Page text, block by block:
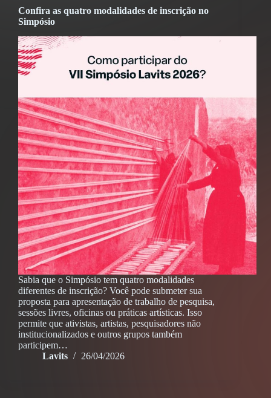
Confira as quatro modalidades de inscrição no
Simpósio
Sabia que o Simpósio tem quatro modalidades
diferentes de inscrição? Você pode submeter sua
proposta para apresentação de trabalho de pesquisa,
sessões livres, oficinas ou práticas artísticas. Isso
permite que ativistas, artistas, pesquisadores não
institucionalizados e outros grupos também
participem…
Lavits
26/04/2026